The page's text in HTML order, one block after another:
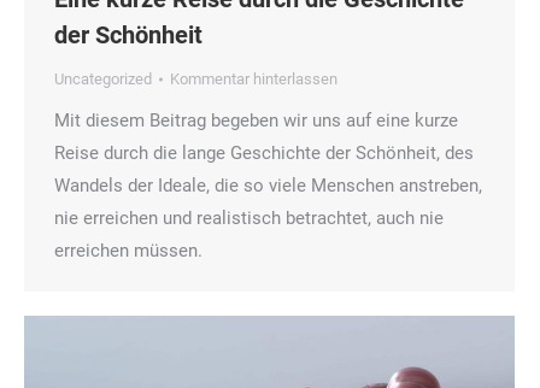
der Schönheit
Uncategorized Kommentar hinterlassen
Mit diesem Beitrag begeben wir uns auf eine kurze
Reise durch die lange Geschichte der Schönheit, des
Wandels der Ideale, die so viele Menschen anstreben,
nie erreichen und realistisch betrachtet, auch nie
erreichen müssen.